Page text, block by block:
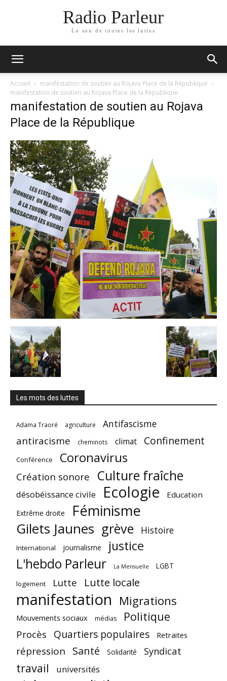
Radio Parleur
Le son de toutes les luttes
Accueil
manifestation de soutien au Rojava Place de la République
manifestation de soutien au Rojava Place de la République
manifestation de soutien au Rojava
Place de la République
Les mots des luttes
Adama Traoré agriculture Antifascisme
antiracisme cheminots climat Confinement
Conférence Coronavirus
Création sonore Culture fraîche
désobéissance civile Ecologie Education
Extrême droite Féminisme
Gilets Jaunes grève Histoire
International journalisme justice
L'hebdo Parleur La Mensuelle
LGBT
logement
Lutte Lutte locale
manifestation Migrations
Mouvements sociaux médias Politique
Procès Quartiers populaires Retraites
répression Santé Solidarité Syndicat
travail universités